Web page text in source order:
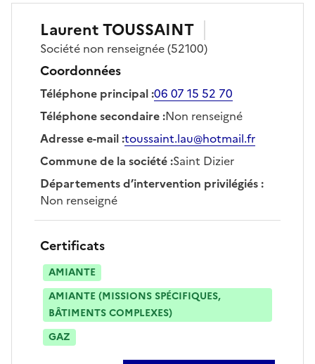
LaurentTOUSSAINT
Société non renseignée(52100)
Coordonnées
Téléphone principal:06 07 15 52 70
Téléphone secondaire:Non renseigné
Adresse e-mail:toussaint.lau@hotmail.fr
Commune de la société:Saint Dizier
Départements d’intervention privilégiés:
Non renseigné
Certificats
AMIANTE
AMIANTE (MISSIONS SPÉCIFIQUES,
BÂTIMENTS COMPLEXES)
GAZ